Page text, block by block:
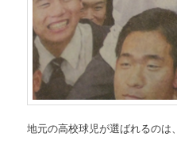
地元の高校球児が選ばれるのは